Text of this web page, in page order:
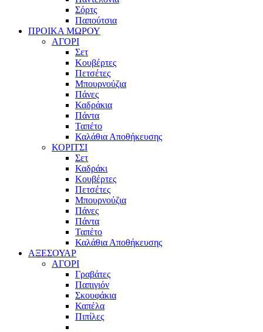
Σόρτς
Παπούτσια
ΠΡΟΙΚΑ ΜΩΡΟΥ
ΑΓΟΡΙ
Σετ
Κουβέρτες
Πετσέτες
Μπουρνούζια
Πάνες
Καδράκια
Πάντα
Ταπέτο
Καλάθια Αποθήκευσης
ΚΟΡΙΤΣΙ
Σετ
Καδράκι
Κουβέρτες
Πετσέτες
Μπουρνούζια
Πάνες
Πάντα
Ταπέτο
Καλάθια Αποθήκευσης
ΑΞΕΣΟΥΑΡ
ΑΓΟΡΙ
Γραβάτες
Παπιγιόν
Σκουφάκια
Καπέλα
Πιπίλες